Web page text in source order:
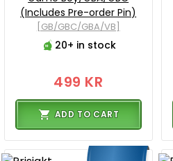
(Includes Pre-order Pin)
[GB/GBC/GBA/VB]
20+ in stock
499 KR
ADD TO CART